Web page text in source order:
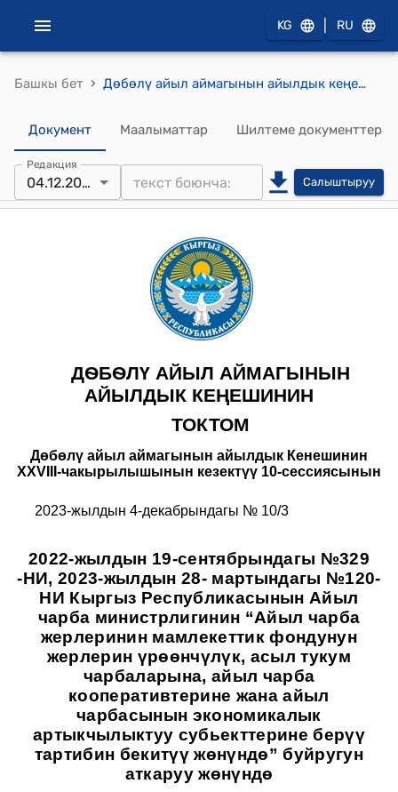
KG RU
Башкы бет › Дѳбѳлү айыл аймагынын айылдык кеңешинин 2023-жылдын 4-декабрындагы № 10/3 "2022-жылдын 19-сентябрындагы №329 -НИ, 2023-жылдын 28- мартындагы №120-НИ Кыргыз Республикасынын Айыл чарба министрлигинин “Айыл чарба жерлеринин мамлекеттик фондунун жерлерин үрөөнчүлүк, асыл тукум чарбаларына, айыл чарба кооперативтерине жана айыл чарбасынын экономикалык артыкчылыктуу субьекттерине берүү тартибин бекитүү жөнүндө” буйругун аткаруу жөнүндө" токтому
Документ Маалыматтар Шилтеме документтер
Редакция
04.12.2023 Салыштыруу